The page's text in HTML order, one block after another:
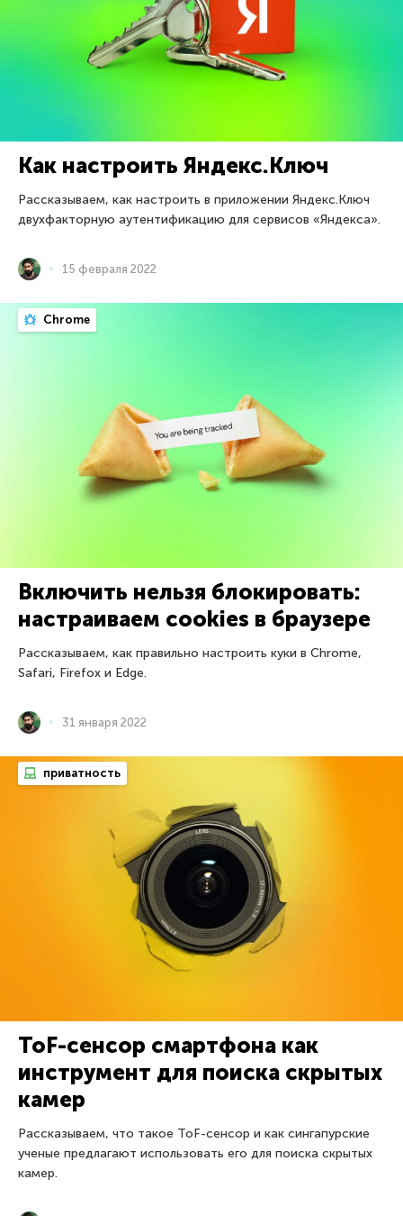
Как настроить Яндекс.Ключ
Рассказываем, как настроить в приложении Яндекс.Ключ
двухфакторную аутентификацию для сервисов «Яндекса».
15 февраля 2022
Chrome
Включить нельзя блокировать:
настраиваем cookies в браузере
Рассказываем, как правильно настроить куки в Chrome,
Safari, Firefox и Edge.
31 января 2022
приватность
ToF-сенсор смартфона как
инструмент для поиска скрытых
камер
Рассказываем, что такое ToF-сенсор и как сингапурские
ученые предлагают использовать его для поиска скрытых
камер.